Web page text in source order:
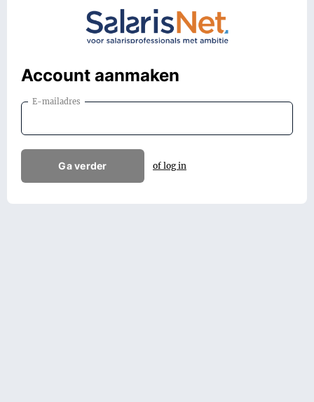
Account aanmaken
E-mailadres
Ga verder of log in